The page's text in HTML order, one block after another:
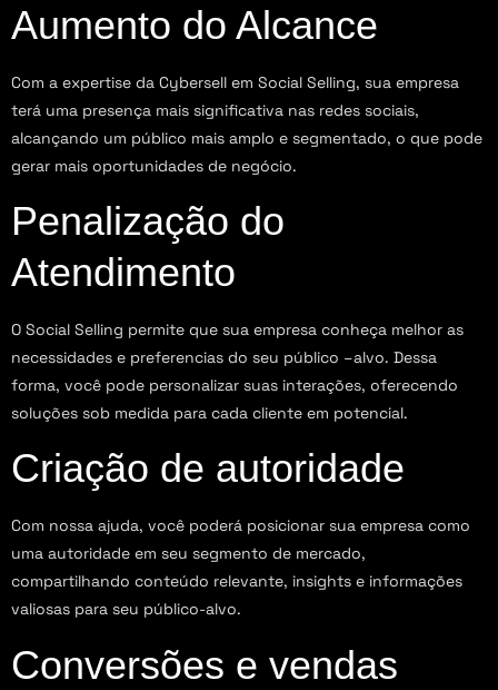
Aumento do Alcance
Com a expertise da Cybersell em Social Selling, sua empresa
terá uma presença mais significativa nas redes sociais,
alcançando um público mais amplo e segmentado, o que pode
gerar mais oportunidades de negócio.
Penalização do
Atendimento
O Social Selling permite que sua empresa conheça melhor as
necessidades e preferencias do seu público –alvo. Dessa
forma, você pode personalizar suas interações, oferecendo
soluções sob medida para cada cliente em potencial.
Criação de autoridade
Com nossa ajuda, você poderá posicionar sua empresa como
uma autoridade em seu segmento de mercado,
compartilhando conteúdo relevante, insights e informações
valiosas para seu público-alvo.
Conversões e vendas